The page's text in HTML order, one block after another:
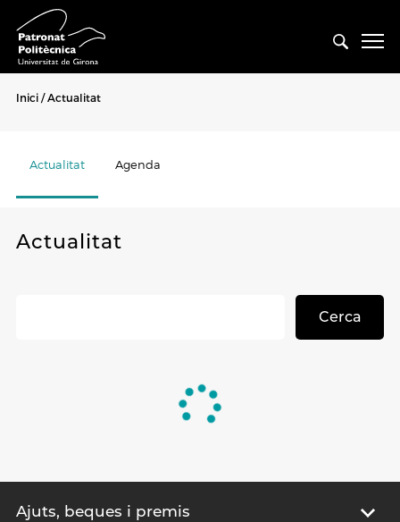
Inici Actualitat
Actualitat Agenda
Actualitat
Cerca
Ajuts, beques i premis